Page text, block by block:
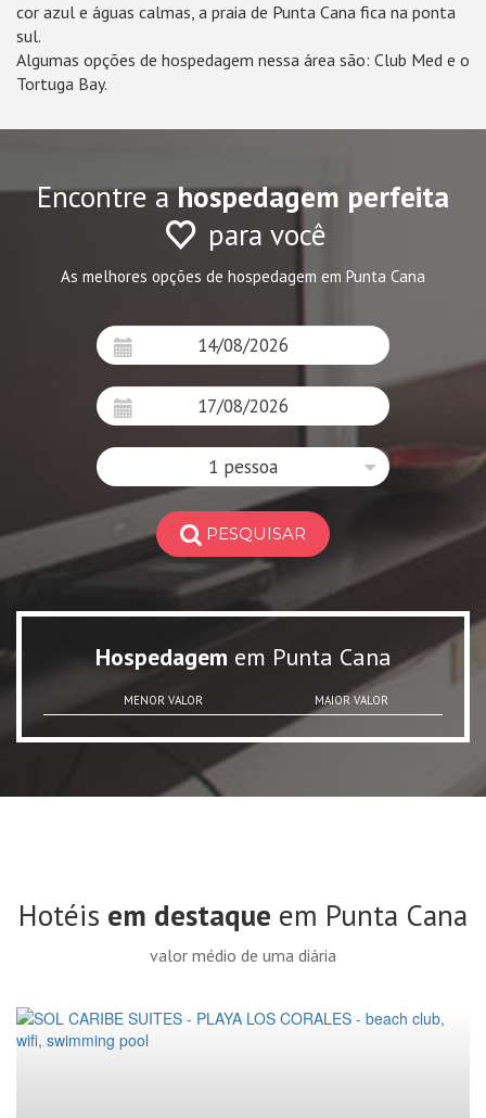
cor azul e águas calmas, a praia de Punta Cana fica na ponta
sul.
Algumas opções de hospedagem nessa área são: Club Med e o
Tortuga Bay.
Encontre ahospedagem perfeita
para você
As melhores opções de hospedagem em Punta Cana
1 pessoa
PESQUISAR
Hospedagem em Punta Cana
MENOR VALOR MAIOR VALOR
Hotéis em destaque em Punta Cana
valor médio de uma diária